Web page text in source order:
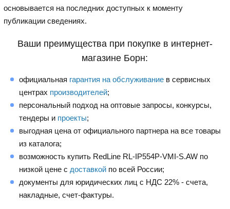
основывается на последних доступных к моменту
публикации сведениях.
Ваши преимущества при покупке в интернет-
магазине Борн:
официальная гарантия на обслуживание в сервисных
центрах производителей;
персональный подход на оптовые запросы, конкурсы,
тендеры и проекты;
выгодная цена от официального партнера на все товары
из каталога;
возможность купить RedLine RL-IP554P-VMI-S.AW по
низкой цене с доставкой по всей России;
документы для юридических лиц с НДС 22% - счета,
накладные, счет-фактуры.